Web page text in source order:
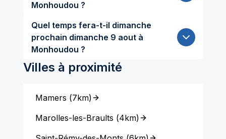
Monhoudou ?
Quel temps fera-t-il dimanche
prochain dimanche 9 aout à
Monhoudou ?
Villes à proximité
Mamers (7km)
Marolles-les-Braults (4km)